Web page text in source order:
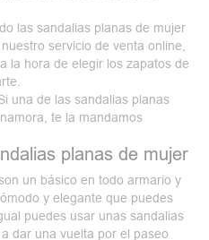
las sandalias planas de mujer
servicio de venta online
la hora de elegir los zapatos de
una de las sandalias planas
te la mandamos
planas de mujer
un básico en todo armario y
y elegante que puedes
puedes usar unassandalias
dar una vuelta por el paseo